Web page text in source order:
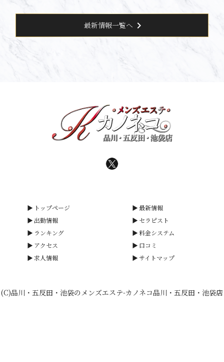
最新情報一覧へ chevron_right
トップページ
最新情報
出勤情報
セラピスト
ランキング
料金システム
アクセス
口コミ
求人情報
サイトマップ
(C)品川・五反田・池袋のメンズエステ-カノネコ品川・五反田・池袋店